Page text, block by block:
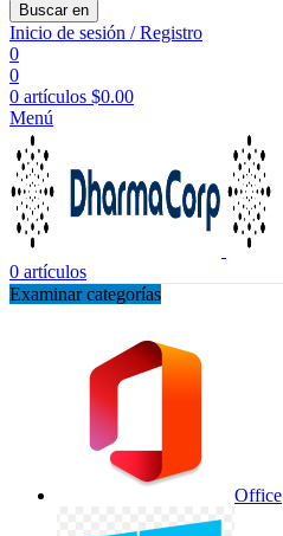
Buscar en
Inicio de sesión / Registro
0
0
0 artículos $0.00
Menú
0 artículos
Examinar categorías
Office